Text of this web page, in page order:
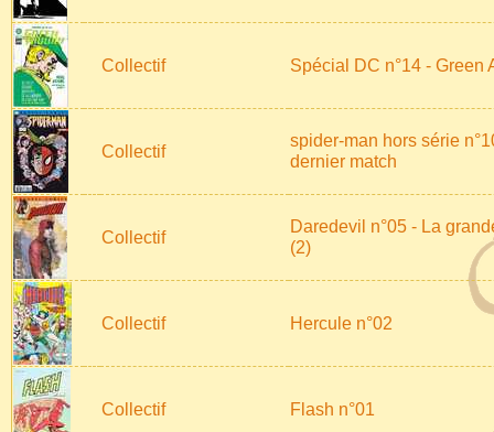
Collectif Spécial DC n°14 - Green
Collectif
spider-man hors série
dernier match
Collectif
Daredevil n°05 - La
(2)
Collectif Hercule n°02
Collectif Flash n°01